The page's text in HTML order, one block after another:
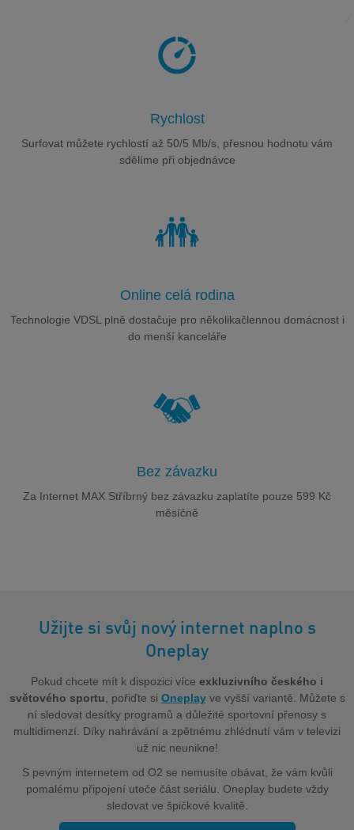
Rychlost
Surfovat můžete rychlostí až 50/5 Mb/s, přesnou hodnotu vám
sdělíme při objednávce
Online celá rodina
Technologie VDSL plně dostačuje pro několikačlennou domácnost i
do menší kanceláře
Bez závazku
Za Internet MAX Stříbrný bez závazku zaplatíte pouze 599 Kč
měsíčně
Užijte si svůj nový internet naplno s
Oneplay
Pokud chcete mít k dispozici více exkluzivního českého i
světového sportu , pořiďte si Oneplayve vyšší variantě. Můžete s
ní sledovat desítky programů a důležité sportovní přenosy s
multidimenzí. Díky nahrávání a zpětnému zhlédnutí vám v televizi
už nic neunikne!
S pevným internetem od O2 se nemusíte obávat, že vám kvůli
pomalému připojení uteče část seriálu. Oneplay budete vždy
sledovat ve špičkové kvalitě.